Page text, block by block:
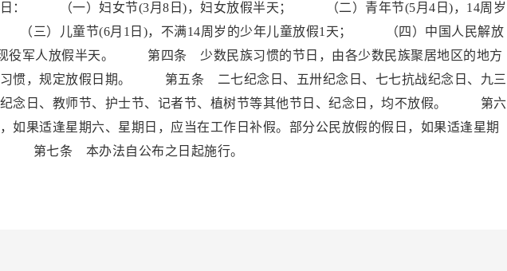
日： （一）妇女节(3月8日)，妇女放假半天； （二）青年节(5月4日)，14周岁
三）儿童节(6月1日)，不满14周岁的少年儿童放假1天； （四）中国人民解放
现役军人放假半天。 第四条 少数民族习惯的节日，由各少数民族聚居地区的地方
习惯，规定放假日期。 第五条 二七纪念日、五卅纪念日、七七抗战纪念日、九三
纪念日、教师节、护士节、记者节、植树节等其他节日、纪念日，均不放假。 第六
果适逢星期六、星期日，应当在工作日补假。部分公民放假的假日，如果适逢星期
第七条 本办法自公布之日起施行。